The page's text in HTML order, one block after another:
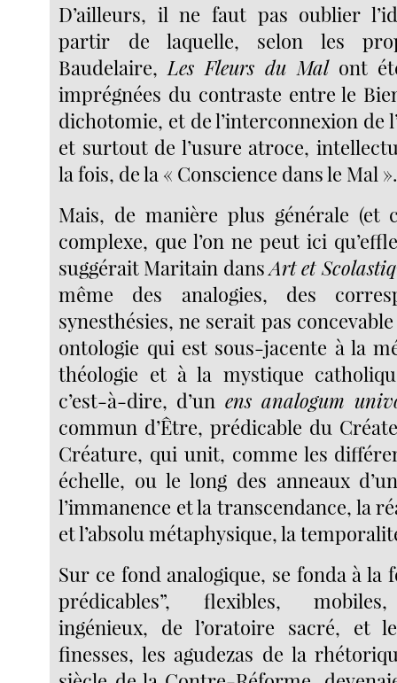
D’ailleurs, il ne faut pas oublier
partir de laquelle, selon les
Baudelaire,Les Fleurs du Malont
imprégnées du contraste entre le
dichotomie, et de l’interconnexion de
et surtout de l’usure atroce,
la fois, de la « Conscience dans le Mal
Mais, de manière plus générale (et
complexe, que l’on ne peut ici
suggérait Maritain dansArt et
même des analogies, des
synesthésies, ne serait pas
ontologie qui est sous-jacente à la
théologie et à la mystique
c’est-à-dire, d’un ens analogum
commun d’Être, prédicable du
Créature, qui unit, comme les
échelle, ou le long des anneaux
l’immanence et la transcendance, la
et l’absolu métaphysique, la
Sur ce fond analogique, se fonda à la
prédicables”, flexibles,
ingénieux, de l’oratoire sacré, et
finesses, les agudezas de la